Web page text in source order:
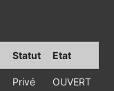
Statut Etat
Privé OUVERT